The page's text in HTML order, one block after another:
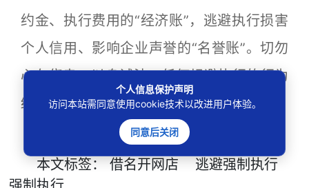
约金、执行费用的“经济账”，逃避执行损害
个人信用、影响企业声誉的“名誉账”。切勿
心存侥幸、以身试法，任何规避执行的行为
终将受到法律严惩！
来源：广州市中级人民法院
本文标签： 借名开网店
逃避强制执行
个人信息保护声明
访问本站需同意使用cookie技术以改进用户体验。
同意后关闭